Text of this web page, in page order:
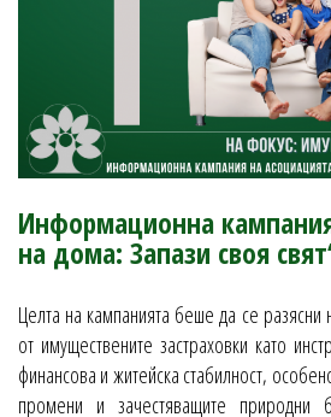
Информационна
на дома: Запази своя
Целта на кампанията беше да се разясни
от имуществените застраховки като
финансова и житейска стабилност,
промени и зачестяващите природни